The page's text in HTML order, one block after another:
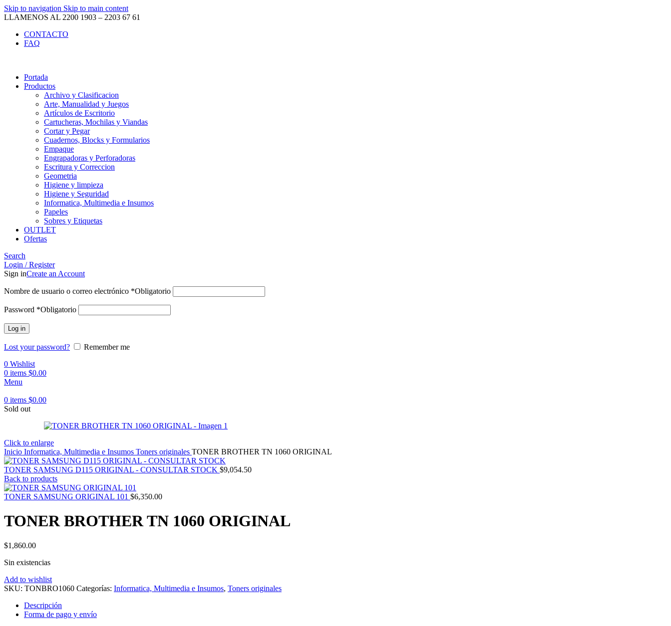
Skip to navigation Skip to main content
LLAMENOS AL 2200 1903 – 2203 67 61
CONTACTO
FAQ
Portada
Productos
Archivo y Clasificacion
Arte, Manualidad y Juegos
Artículos de Escritorio
Cartucheras, Mochilas y Viandas
Cortar y Pegar
Cuadernos, Blocks y Formularios
Empaque
Engrapadoras y Perforadoras
Escritura y Correccion
Geometria
Higiene y limpieza
Higiene y Seguridad
Informatica, Multimedia e Insumos
Papeles
Sobres y Etiquetas
OUTLET
Ofertas
Search
Login / Register
Sign inCreate an Account
Nombre de usuario o correo electrónico *Obligatorio
Password *Obligatorio
Log in
Lost your password?
Remember me
0 Wishlist
0 items $0.00
Menu
0 items $0.00
Sold out
Click to enlarge
Inicio Informatica, Multimedia e Insumos Toners originales TONER BROTHER TN 1060 ORIGINAL
TONER SAMSUNG D115 ORIGINAL - CONSULTAR STOCK $9,054.50
Back to products
TONER SAMSUNG ORIGINAL 101 $6,350.00
TONER BROTHER TN 1060 ORIGINAL
$1,860.00
Sin existencias
Add to wishlist
SKU: TONBRO1060 Categorías: Informatica, Multimedia e Insumos, Toners originales
Descripción
Forma de pago y envío